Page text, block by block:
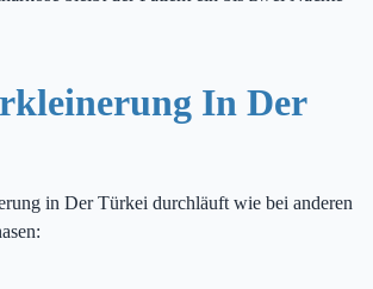
In Der
in Der Türkei durchläuft wie bei anderen